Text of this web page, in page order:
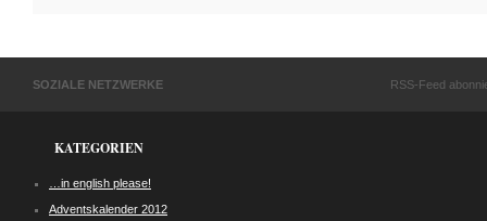
SOZIALE NETZWERKE RSS-Feed
KATEGORIEN
…in english please!
Adventskalender 2012